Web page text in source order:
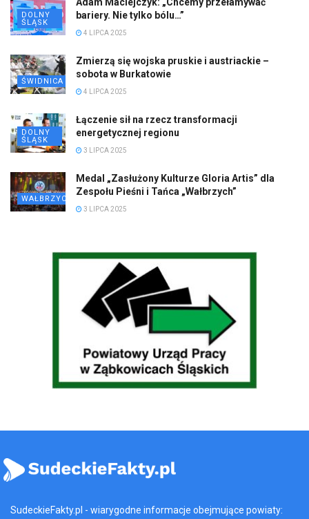
DOLNY
ŚLĄSK
bariery. Nie tylko bólu…”
4 LIPCA 2025
ŚWIDNICA
Zmierzą się wojska pruskie i austriackie –
sobota w Burkatowie
4 LIPCA 2025
DOLNY
ŚLĄSK
Łączenie sił na rzecz transformacji
energetycznej regionu
3 LIPCA 2025
WAŁBRZYCH
Medal „Zasłużony Kulturze Gloria Artis” dla
Zespołu Pieśni i Tańca „Wałbrzych”
3 LIPCA 2025
SudeckieFakty.pl - wiarygodne informacje obejmujące powiaty: